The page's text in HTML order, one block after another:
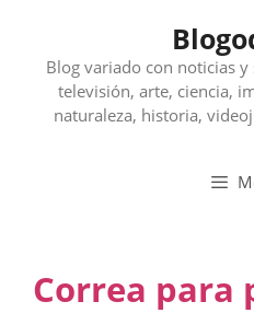
contenidoBlog variado con noticias y
televisión, arte, ciencia,
naturaleza, historia,
Correa para